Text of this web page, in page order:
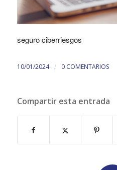
seguro ciberriesgos
10/01/2024 / 0 COMENTARIOS
Compartir esta entrada